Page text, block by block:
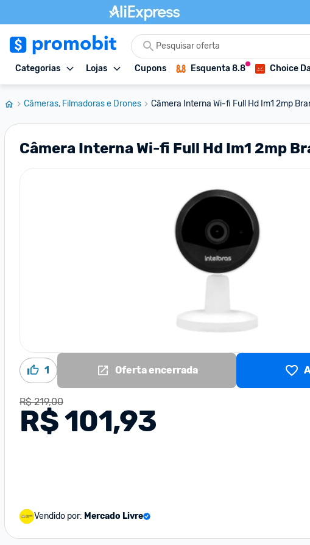
Categorias Lojas Cupons Esquenta 8.8 Choice
Câmeras, Filmadoras e Drones Câmera Interna Wi-fi Full Hd Im1 2mp
Câmera Interna Wi-fi Full Hd Im1 2mp
1 Oferta encerrada
R$ 219,00
R$ 101,93
Vendido por: Mercado Livre